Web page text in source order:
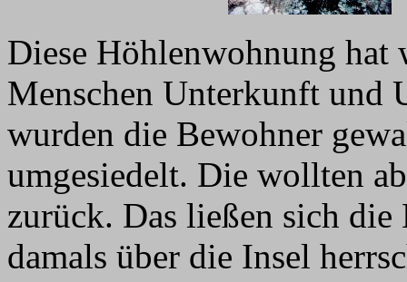
Diese Höhlenwohnung hat
Menschen Unterkunft und
wurden die Bewohner
umgesiedelt. Die wollten
zurück. Das ließen sich
damals über die Insel